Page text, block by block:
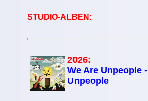
STUDIO-ALBEN:
2026:
We Are Unpeople -
Unpeople